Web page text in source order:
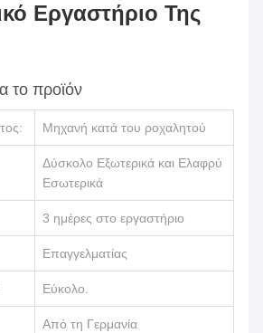
Εργαστήριο Της
το προϊόν
Μηχανή κατά του ροχαλητού
Δύσκολο Εξωτερικά και Ελαφρύ
Εσωτερικά
3 ημέρες στο εργαστήριο
Επαγγελματίας
Εύκολο.
Από τη Γερμανία